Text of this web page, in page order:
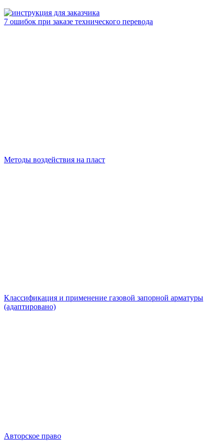
7 ошибок при заказе технического перевода
Методы воздействия на пласт
Классификация и применение газовой запорной арматуры
(адаптировано)
Авторское право